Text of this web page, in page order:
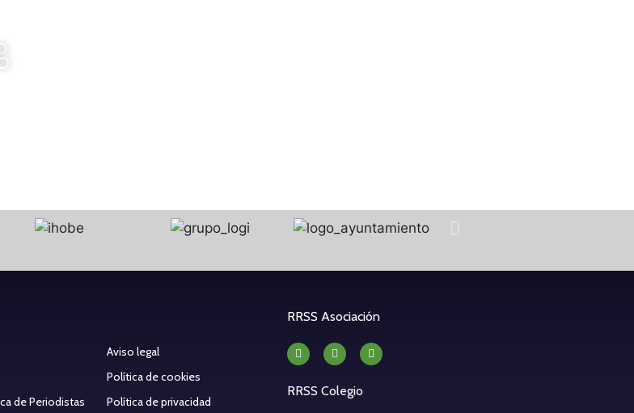
de Periodistas
Aviso legal
Política de cookies
Política de privacidad
RRSS Asociación
RRSS Colegio